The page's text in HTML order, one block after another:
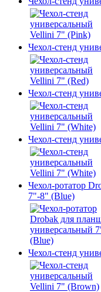
Чехол-стенд
Чехол-стенд
Чехол-стенд
Чехол-ротатор
7"-8" (Blue)
Чехол-стенд